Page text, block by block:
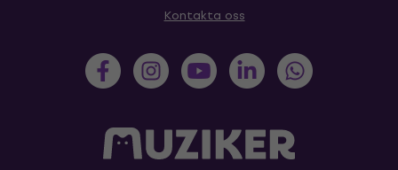
Kontakta oss